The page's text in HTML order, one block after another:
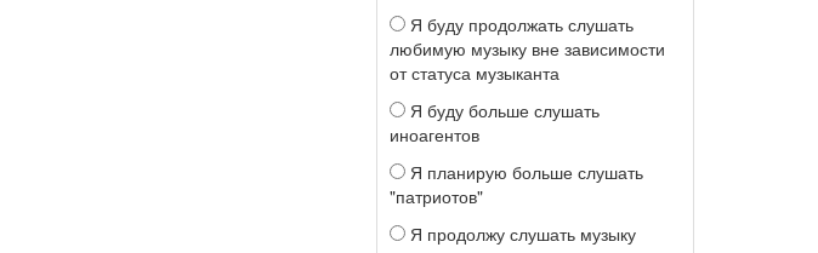
Я буду продолжать слушать
любимую музыку вне зависимости
от статуса музыканта
Я буду больше слушать
иноагентов
Я планирую больше слушать
"патриотов"
Я продолжу слушать музыку